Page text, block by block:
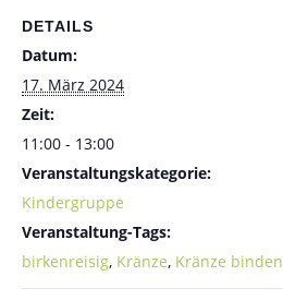
DETAILS
Datum:
17. März 2024
Zeit:
11:00 - 13:00
Veranstaltungskategorie:
Kindergruppe
Veranstaltung-Tags:
birkenreisig, Kränze, Kränze binden